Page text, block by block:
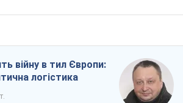
війну в тил Європи:
логістика